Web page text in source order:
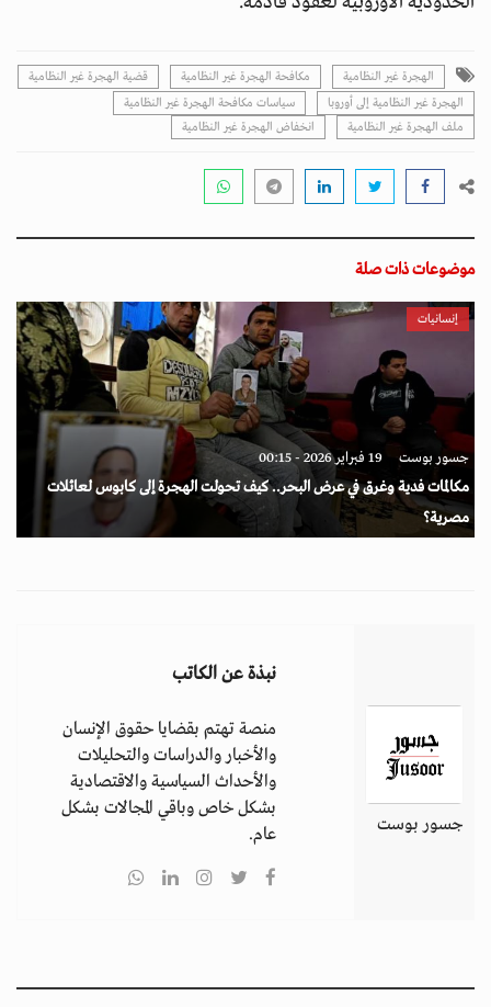
الهجرة غير النظامية مكافحة الهجرة غير النظامية
قضية الهجرة غير النظامية
الهجرة غير النظامية إلى أوروبا
سياسات مكافحة الهجرة غير النظامية
ملف الهجرة غير النظامية
انخفاض الهجرة غير النظامية
موضوعات ذات صلة
إنسانيات
جسور بوست 19 فبراير 2026 - 00:15
مكالمات فدية وغرق في عرض البحر.. كيف تحولت الهجرة إلى كابوس لعائلات
مصرية؟
جسور بوست
نبذة عن الكاتب
منصة تهتم بقضايا حقوق الإنسان
والأخبار والدراسات والتحليلات
والأحداث السياسية والاقتصادية
بشكل خاص وباقي المجالات بشكل
عام.